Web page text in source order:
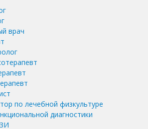
врач
по лечебной физкультуре
диагностики